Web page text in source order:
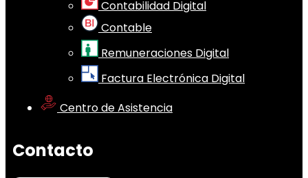
Contabilidad Digital
Contable
Remuneraciones Digital
Factura Electrónica Digital
Centro de Asistencia
Contacto